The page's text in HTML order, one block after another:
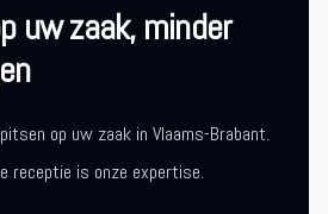
uw zaak, minder
op uw zaak in Vlaams-Brabant.
receptie is onze expertise.